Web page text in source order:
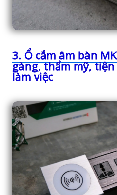
3. Ổ cắm âm bàn
gàng, thẩm mỹ,
làm việc